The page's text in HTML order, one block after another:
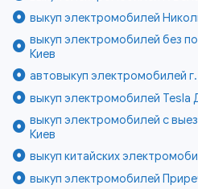
выкуп электромобилей
выкуп электромобилей без
Киев
автовыкуп электромобилей
выкуп электромобилей Tesla
выкуп электромобилей с
Киев
выкуп китайских
выкуп электромобилей